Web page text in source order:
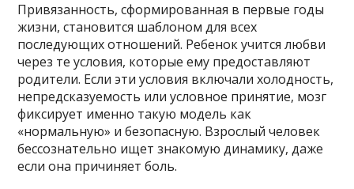
Привязанность, сформированная в первые годы
жизни, становится шаблоном для всех
последующих отношений. Ребенок учится любви
через те условия, которые ему предоставляют
родители. Если эти условия включали холодность,
непредсказуемость или условное принятие, мозг
фиксирует именно такую модель как
«нормальную» и безопасную. Взрослый человек
бессознательно ищет знакомую динамику, даже
если она причиняет боль.